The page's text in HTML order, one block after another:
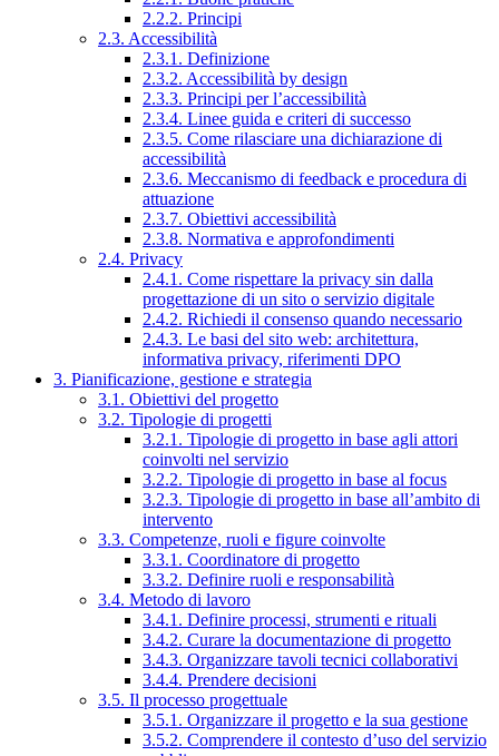
2.2.2. Principi
2.3. Accessibilità
2.3.1. Definizione
2.3.2. Accessibilità by design
2.3.3. Principi per l’accessibilità
2.3.4. Linee guida e criteri di successo
2.3.5. Come rilasciare una dichiarazione di
accessibilità
2.3.6. Meccanismo di feedback e procedura di
attuazione
2.3.7. Obiettivi accessibilità
2.3.8. Normativa e approfondimenti
2.4. Privacy
2.4.1. Come rispettare la privacy sin dalla
progettazione di un sito o servizio digitale
2.4.2. Richiedi il consenso quando necessario
2.4.3. Le basi del sito web: architettura,
informativa privacy, riferimenti DPO
3. Pianificazione, gestione e strategia
3.1. Obiettivi del progetto
3.2. Tipologie di progetti
3.2.1. Tipologie di progetto in base agli attori
coinvolti nel servizio
3.2.2. Tipologie di progetto in base al focus
3.2.3. Tipologie di progetto in base all’ambito di
intervento
3.3. Competenze, ruoli e figure coinvolte
3.3.1. Coordinatore di progetto
3.3.2. Definire ruoli e responsabilità
3.4. Metodo di lavoro
3.4.1. Definire processi, strumenti e rituali
3.4.2. Curare la documentazione di progetto
3.4.3. Organizzare tavoli tecnici collaborativi
3.4.4. Prendere decisioni
3.5. Il processo progettuale
3.5.1. Organizzare il progetto e la sua gestione
3.5.2. Comprendere il contesto d’uso del servizio